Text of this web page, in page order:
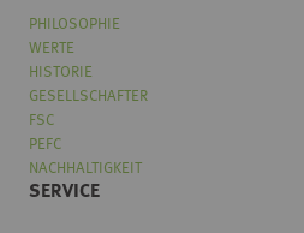
PHILOSOPHIE
WERTE
HISTORIE
GESELLSCHAFTER
FSC
PEFC
NACHHALTIGKEIT
SERVICE